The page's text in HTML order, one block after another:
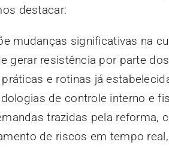
destacar:
mudanças significativas na
gerar resistência por parte
e rotinas já
de controle interno e
trazidas pela reforma,
de riscos em tempo